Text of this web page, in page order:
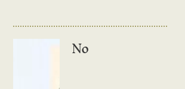
No